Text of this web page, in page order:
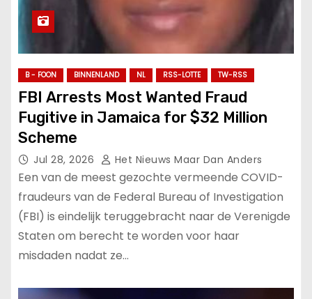
B - FOON BINNENLAND NL RSS-LOTTE TW-RSS
FBI Arrests Most Wanted Fraud
Fugitive in Jamaica for $32 Million
Scheme
Jul 28, 2026 Het Nieuws Maar Dan Anders
Een van de meest gezochte vermeende COVID-
fraudeurs van de Federal Bureau of Investigation
(FBI) is eindelijk teruggebracht naar de Verenigde
Staten om berecht te worden voor haar
misdaden nadat ze…